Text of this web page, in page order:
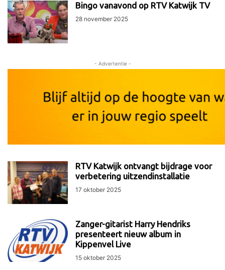
Bingo vanavond op RTV Katwijk TV
28 november 2025
- Advertentie -
RTV Katwijk ontvangt bijdrage voor
verbetering uitzendinstallatie
17 oktober 2025
Zanger-gitarist Harry Hendriks
presenteert nieuw album in
Kippenvel Live
15 oktober 2025